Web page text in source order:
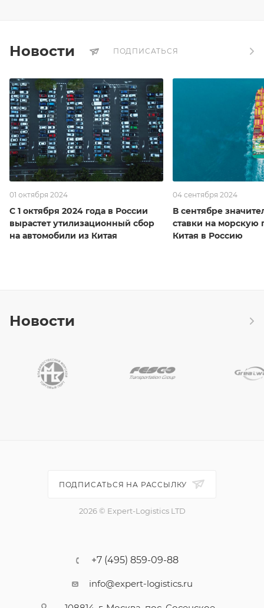
Новости ПОДПИСАТЬСЯ
01 октября 2024
С 1 октября 2024 года в России
вырастет утилизационный сбор
на автомобили из Китая
04 сентября 2024
В сентябре
ставки на морскую
Китая в Россию
Новости
ПОДПИСАТЬСЯ НА РАССЫЛКУ
2026 © Expert-Logistics LTD
+7 (495) 859-09-88
info@expert-logistics.ru